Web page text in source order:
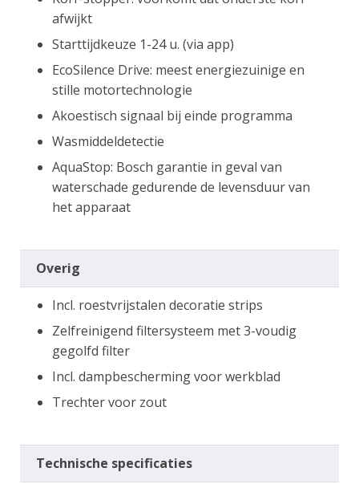
afwijkt
Starttijdkeuze 1-24 u. (via app)
EcoSilence Drive: meest energiezuinige en
stille motortechnologie
Akoestisch signaal bij einde programma
Wasmiddeldetectie
AquaStop: Bosch garantie in geval van
waterschade gedurende de levensduur van
het apparaat
Overig
Incl. roestvrijstalen decoratie strips
Zelfreinigend filtersysteem met 3-voudig
gegolfd filter
Incl. dampbescherming voor werkblad
Trechter voor zout
Technische specificaties